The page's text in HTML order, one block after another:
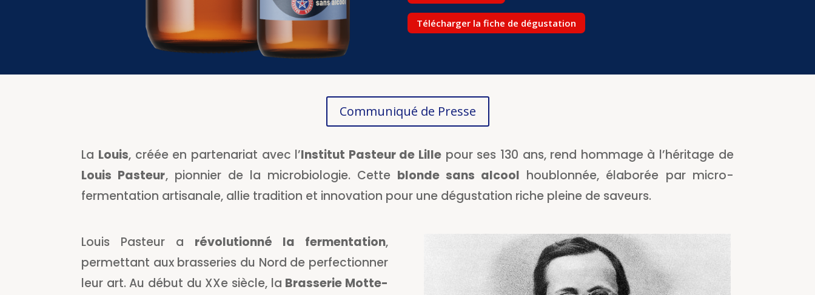
Télécharger la fiche de dégustation
Communiqué de Presse
La Louis, créée en partenariat avec l’Institut Pasteur de Lille pour ses 130 ans, rend hommage à l’héritage de
Louis Pasteur, pionnier de la microbiologie. Cette blonde sans alcool houblonnée, élaborée par micro-
fermentation artisanale, allie tradition et innovation pour une dégustation riche pleine de saveurs.
Louis Pasteur a révolutionné la fermentation,
permettant aux brasseries du Nord de perfectionner
leur art. Au début du XXe siècle, la Brasserie Motte-